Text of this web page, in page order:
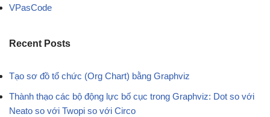
VPasCode
Recent Posts
Tạo sơ đồ tổ chức (Org Chart) bằng Graphviz
Thành thạo các bộ động lực bố cục trong Graphviz: Dot so với
Neato so với Twopi so với Circo